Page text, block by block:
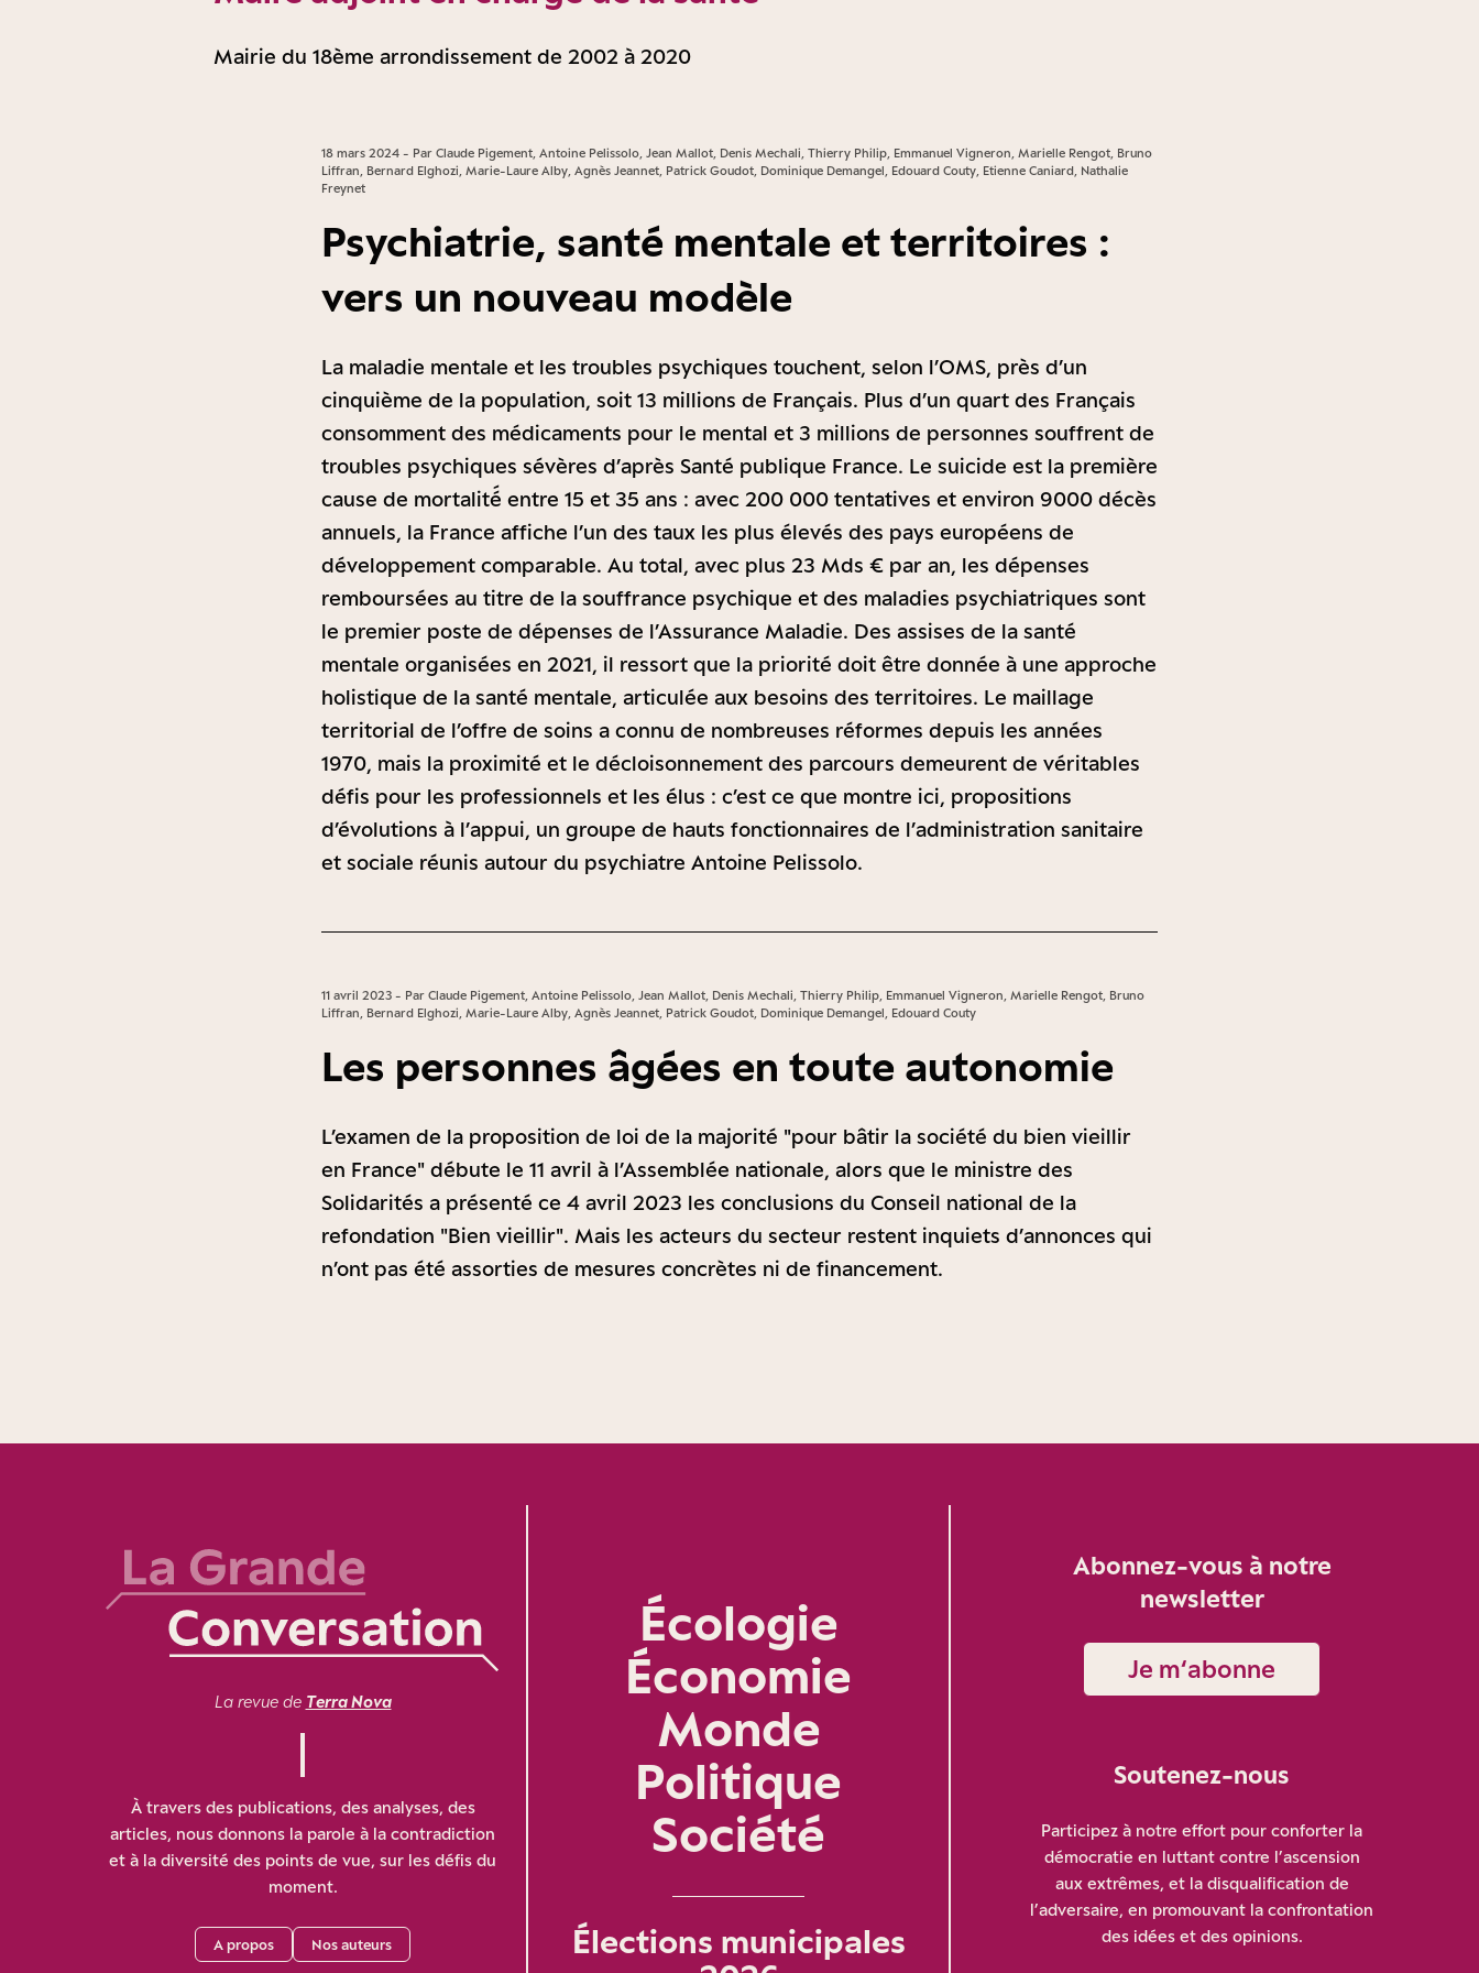
Mairie du 18ème arrondissement de 2002 à 2020
18 mars 2024 - Par Claude Pigement, Antoine Pelissolo, Jean Mallot, Denis Mechali, Thierry Philip, Emmanuel Vigneron, Marielle Rengot, Bruno
Liffran, Bernard Elghozi, Marie-Laure Alby, Agnès Jeannet, Patrick Goudot, Dominique Demangel, Edouard Couty, Etienne Caniard, Nathalie
Freynet
Psychiatrie, santé mentale et territoires :
vers un nouveau modèle
La maladie mentale et les troubles psychiques touchent, selon l’OMS, près d’un
cinquième de la population, soit 13 millions de Français. Plus d’un quart des Français
consomment des médicaments pour le mental et 3 millions de personnes souffrent de
troubles psychiques sévères d’après Santé publique France. Le suicide est la première
cause de mortalité́ entre 15 et 35 ans : avec 200 000 tentatives et environ 9000 décès
annuels, la France affiche l’un des taux les plus élevés des pays européens de
développement comparable. Au total, avec plus 23 Mds € par an, les dépenses
remboursées au titre de la souffrance psychique et des maladies psychiatriques sont
le premier poste de dépenses de l’Assurance Maladie. Des assises de la santé
mentale organisées en 2021, il ressort que la priorité doit être donnée à une approche
holistique de la santé mentale, articulée aux besoins des territoires. Le maillage
territorial de l’offre de soins a connu de nombreuses réformes depuis les années
1970, mais la proximité et le décloisonnement des parcours demeurent de véritables
défis pour les professionnels et les élus : c’est ce que montre ici, propositions
d’évolutions à l’appui, un groupe de hauts fonctionnaires de l’administration sanitaire
et sociale réunis autour du psychiatre Antoine Pelissolo.
11 avril 2023 - Par Claude Pigement, Antoine Pelissolo, Jean Mallot, Denis Mechali, Thierry Philip, Emmanuel Vigneron, Marielle Rengot, Bruno
Liffran, Bernard Elghozi, Marie-Laure Alby, Agnès Jeannet, Patrick Goudot, Dominique Demangel, Edouard Couty
Les personnes âgées en toute autonomie
L’examen de la proposition de loi de la majorité "pour bâtir la société du bien vieillir
en France" débute le 11 avril à l’Assemblée nationale, alors que le ministre des
Solidarités a présenté ce 4 avril 2023 les conclusions du Conseil national de la
refondation "Bien vieillir". Mais les acteurs du secteur restent inquiets d’annonces qui
n’ont pas été assorties de mesures concrètes ni de financement.
La revue de Terra Nova
À travers des publications, des analyses, des
articles, nous donnons la parole à la contradiction
et à la diversité des points de vue, sur les défis du
moment.
A propos Nos auteurs
Écologie
Économie
Monde
Politique
Société
Élections municipales
Abonnez-vous à notre
newsletter
Je m‘abonne
Soutenez-nous
Participez à notre effort pour conforter la
démocratie en luttant contre l’ascension
aux extrêmes, et la disqualification de
l’adversaire, en promouvant la confrontation
des idées et des opinions.